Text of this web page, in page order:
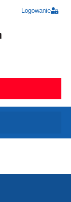
Logowanie